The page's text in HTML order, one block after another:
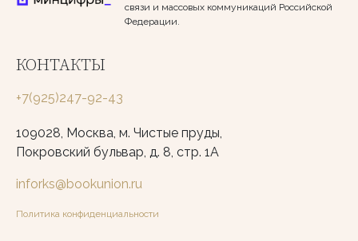
связи и массовых коммуникаций Российской
Федерации.
КОНТАКТЫ
+7(925)247-92-43
109028, Москва, м. Чистые пруды,
Покровский бульвар, д. 8, стр. 1А
inforks@bookunion.ru
Политика конфиденциальности